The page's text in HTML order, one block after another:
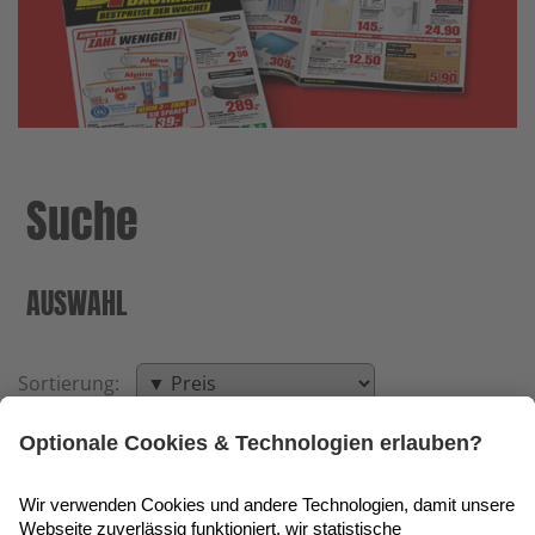
Sortierung:
◀ Seite 9 von 7 ▶ ▶▶
Suche
AUSWAHL